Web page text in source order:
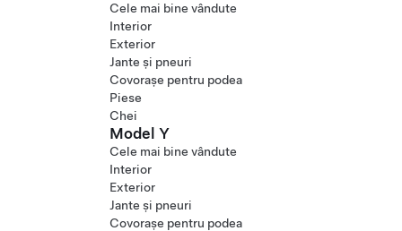
Cele mai bine vândute
Interior
Exterior
Jante și pneuri
Covorașe pentru podea
Piese
Chei
Model Y
Cele mai bine vândute
Interior
Exterior
Jante și pneuri
Covorașe pentru podea